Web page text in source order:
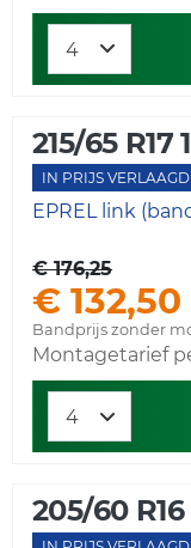
215/65 R17
IN PRIJS VERLAAGD
EPREL link
€ 176,25
€ 132,50
Bandprijs zonder
Montagetarief
205/60